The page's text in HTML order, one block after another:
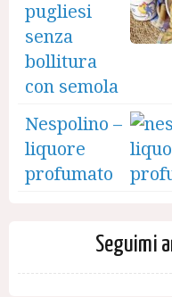
pugliesi
senza
bollitura
con semola
Nespolino –
liquore
profumato
Seguimi